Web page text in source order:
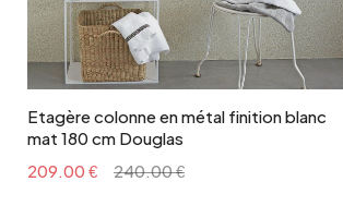
Ajouter au panier
Etagère colonne en métal finition blanc
mat 180 cm Douglas
209.00 €
240.00 €